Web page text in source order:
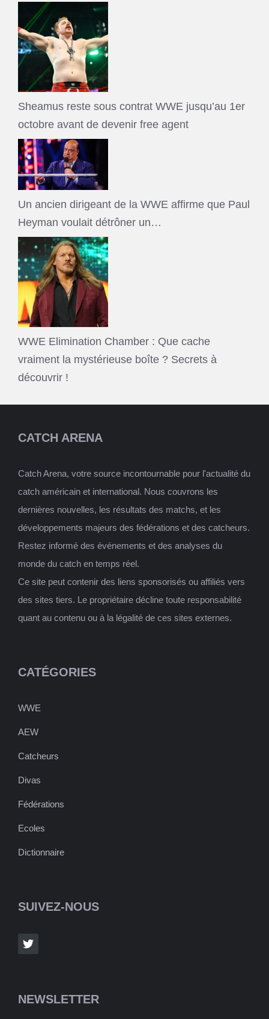
Sheamus reste sous contrat WWE jusqu’au 1er
octobre avant de devenir free agent
Un ancien dirigeant de la WWE affirme que Paul
Heyman voulait détrôner un…
WWE Elimination Chamber : Que cache
vraiment la mystérieuse boîte ? Secrets à
découvrir !
CATCH ARENA
Catch Arena, votre source incontournable pour l'actualité du
catch américain et international. Nous couvrons les
dernières nouvelles, les résultats des matchs, et les
développements majeurs des fédérations et des catcheurs.
Restez informé des événements et des analyses du
monde du catch en temps réel.
Ce site peut contenir des liens sponsorisés ou affiliés vers
des sites tiers. Le propriétaire décline toute responsabilité
quant au contenu ou à la légalité de ces sites externes.
CATÉGORIES
WWE
AEW
Catcheurs
Divas
Fédérations
Ecoles
Dictionnaire
SUIVEZ-NOUS
NEWSLETTER